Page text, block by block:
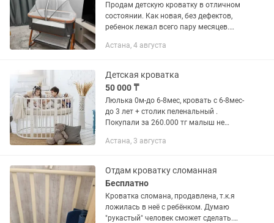
Продам детскую кроватку в отличном
состоянии. Как новая, без дефектов,
ребенок лежал всего пару месяцев.
ортопедический матрас, продаю его в
Астана, 4 августа
Детская кроватка
50 000 ₸
Люлька 0м-до 6-8мес, кровать с 6-8мес-
до 3 лет + столик пеленальный .
Покупали за 260.000 тг малыш не
Астана, 3 августа
Отдам кроватку сломанная
Бесплатно
Кроватка сломана, продавлена, т.к.я
ложилась в неё с ребёнком. Думаю
"рукастый" человек сможет сделать.